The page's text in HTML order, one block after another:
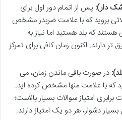
دار): پس از اتمام دور اول برای
بروید که با علامت ضربدر مشخص
هستند که بلد هستید اما نیاز به
دارند. اکنون زمان کافی برای تمرکز
در صورت باقی ماندن زمان، می
که با علامت منها مشخص کرده اید.
برابری امتیاز سوالات بسیار بالاست؛
دشوار، هر دو یک امتیاز دارند.